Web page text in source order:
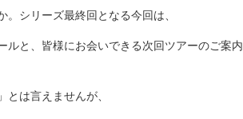
。シリーズ最終回となる今回は、
ルと、皆様にお会いできる次回ツアーのご案内
とは言えませんが、